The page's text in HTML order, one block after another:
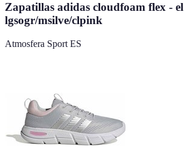
Zapatillas adidas cloudfoam flex - el
lgsogr/msilve/clpink
Atmosfera Sport ES